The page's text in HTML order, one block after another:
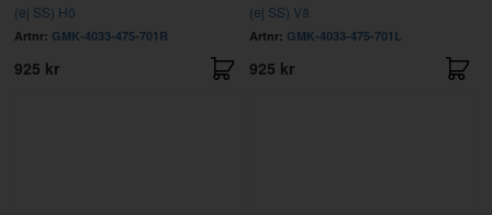
(ej SS) Hö
Artnr: GMK-4033-475-701R
925 kr
(ej SS) Vä
Artnr: GMK-4033-475-701L
925 kr